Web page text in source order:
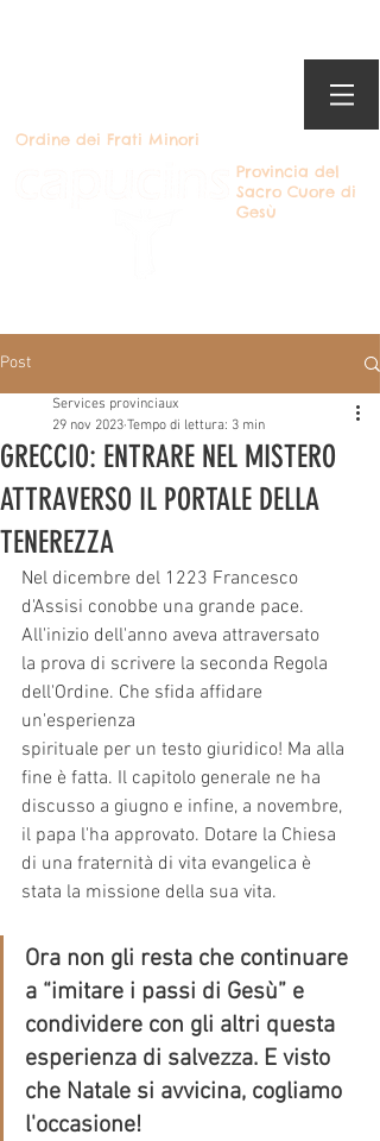
Ordine dei Frati Minori
Provincia del
Sacro Cuore di
Gesù
Post
GRECCIO: ENTRARE NEL MISTERO
ATTRAVERSO IL PORTALE DELLA
TENEREZZA
Services provinciaux
29 nov 2023 Tempo di lettura: 3 min
Nel dicembre del 1223 Francesco
d'Assisi conobbe una grande pace.
All'inizio dell'anno aveva attraversato
la prova di scrivere la seconda Regola
dell'Ordine. Che sfida affidare
un'esperienza
spirituale per un testo giuridico! Ma alla
fine è fatta. Il capitolo generale ne ha
discusso a giugno e infine, a novembre,
il papa l'ha approvato. Dotare la Chiesa
di una fraternità di vita evangelica è
stata la missione della sua vita.
Ora non gli resta che continuare
a “imitare i passi di Gesù” e
condividere con gli altri questa
esperienza di salvezza. E visto
che Natale si avvicina, cogliamo
l'occasione!